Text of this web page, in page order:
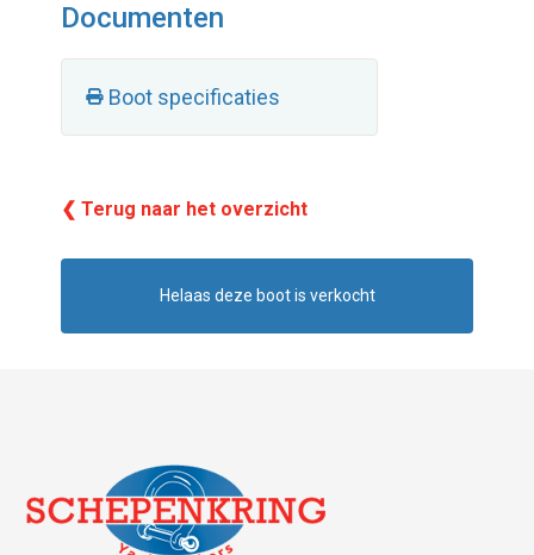
Documenten
Boot specificaties
❮ Terug naar het overzicht
Helaas deze boot is verkocht